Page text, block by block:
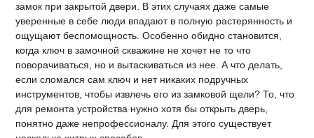
замок при закрытой двери. В этих случаях даже самые
уверенные в себе люди впадают в полную растерянность и
ощущают беспомощность. Особенно обидно становится,
когда ключ в замочной скважине не хочет не то что
поворачиваться, но и вытаскиваться из нее. А что делать,
если сломался сам ключ и нет никаких подручных
инструментов, чтобы извлечь его из замковой щели? То, что
для ремонта устройства нужно хотя бы открыть дверь,
понятно даже непрофессионалу. Для этого существует